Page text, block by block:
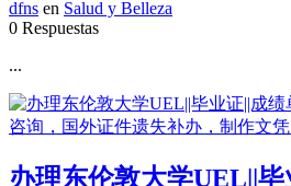
dfns en Salud y Belleza
0 Respuestas
...
办理东伦敦大学UEL||